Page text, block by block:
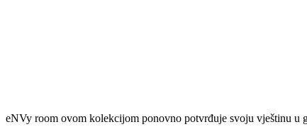
eNVy room ovom kolekcijom ponovno potvrđuje svoju vještinu u